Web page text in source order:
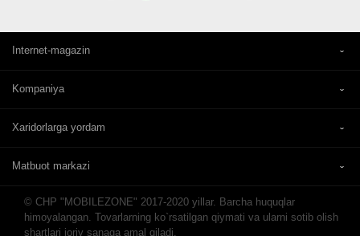
Internet-magazin
Kompaniya
Xaridorlarga yordam
Matbuot markazi
© CHP "MOBILEZONE" 2017-2020 yillar. Barcha huquqlar
himoyalangan. Tovarlarning ko`rsatilgan qiymati va ularni sotib olish
shartlari joriy sanaga amal qiladi.